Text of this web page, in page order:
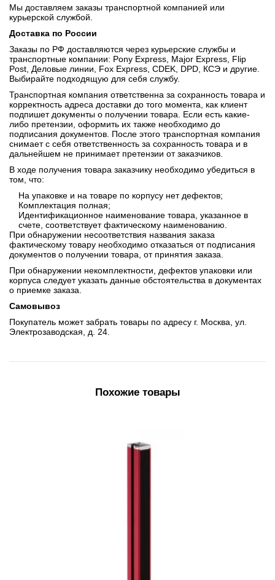
Мы доставляем заказы транспортной компанией или
курьерской службой.
Доставка по России
Заказы по РФ доставляются через курьерские службы и
транспортные компании: Pony Express, Major Express, Flip
Post, Деловые линии, Fox Express, CDEK, DPD, КСЭ и другие.
Выбирайте подходящую для себя службу.
Транспортная компания ответственна за сохранность товара и
корректность адреса доставки до того момента, как клиент
подпишет документы о получении товара. Если есть какие-
либо претензии, оформить их также необходимо до
подписания документов. После этого транспортная компания
снимает с себя ответственность за сохранность товара и в
дальнейшем не принимает претензии от заказчиков.
В ходе получения товара заказчику необходимо убедиться в
том, что:
На упаковке и на товаре по корпусу нет дефектов;
Комплектация полная;
Идентификационное наименование товара, указанное в
счете, соответствует фактическому наименованию.
При обнаружении несоответствия названия заказа
фактическому товару необходимо отказаться от подписания
документов о получении товара, от принятия заказа.
При обнаружении некомплектности, дефектов упаковки или
корпуса следует указать данные обстоятельства в документах
о приемке заказа.
Самовывоз
Покупатель может забрать товары по адресу г. Москва, ул.
Электрозаводская, д. 24.
Похожие товары